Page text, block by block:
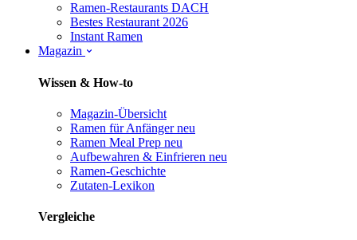
Ramen-Restaurants DACH
Bestes Restaurant 2026
Instant Ramen
Magazin
Wissen & How-to
Magazin-Übersicht
Ramen für Anfänger neu
Ramen Meal Prep neu
Aufbewahren & Einfrieren neu
Ramen-Geschichte
Zutaten-Lexikon
Vergleiche